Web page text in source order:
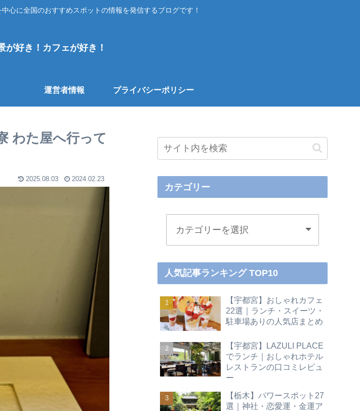
心に全国のおすすめスポットの情報を発信するブログです！
が好き！カフェが好き！
運営者情報 プライバシーポリシー
わた屋へ行って
2025.08.03 2024.02.23
カテゴリー
人気記事ランキング TOP10
【宇都宮】おしゃれカフェ
22選｜ランチ・スイーツ・
駐車場ありの人気店まとめ
【宇都宮】LAZULI PLACE
でランチ｜おしゃれホテル
レストランの口コミレビュ
ー
【栃木】パワースポット27
選｜神社・恋愛運・金運ア